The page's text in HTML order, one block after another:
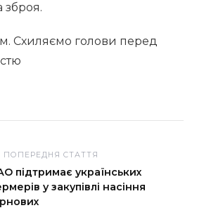
зброя.
Схиляємо голови перед
ПОПЕРЕДНЯ СТАТТЯ
підтримає українських
у закупівлі насіння